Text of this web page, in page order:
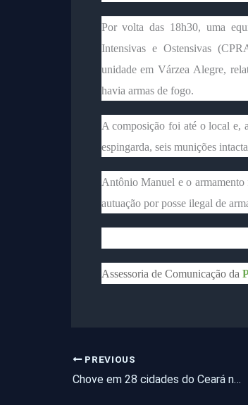
Por volta das 18h30, uma
Intensivas e Ostensivas
unidade em Várzea Alegre,
havia armas de fogo.
A composição foi até o local e,
espingarda, seis munições
Antônio Manuel e o armamento
autuação por posse ilegal de
Assessoria de Comunicação da
PREVIOUS
Chove em 28 cidades do Ceará nesta segunda-feira (08)